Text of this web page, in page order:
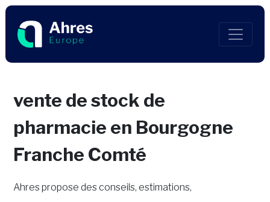
vente de stock de
pharmacie en Bourgogne
Franche Comté
Ahres propose des conseils, estimations,